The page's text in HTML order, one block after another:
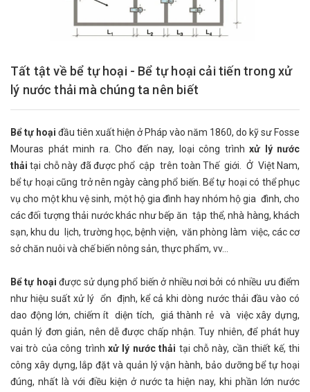
Tất tật về bể tự hoại - Bể tự hoại cải tiến trong xử
lý nước thải mà chúng ta nên biết
Bể tự hoại đầu tiên xuất hiện ở Pháp vào năm 1860, do kỹ sư Fosse
Mouras phát minh ra. Cho đến nay, loại công trình xử lý nước
thải tại chỗ này đã được phổ cập trên toàn Thế giới. Ở Việt Nam,
bể tự hoại cũng trở nên ngày càng phổ biến. Bể tự hoại có thể phục
vụ cho một khu vệ sinh, một hộ gia đình hay nhóm hộ gia đình, cho
các đối tượng thải nước khác như bếp ăn tập thể, nhà hàng, khách
sạn, khu du lịch, trường học, bệnh viện, văn phòng làm việc, các cơ
sở chăn nuôi và chế biến nông sản, thực phẩm, vv…
Bể tự hoạiđược sử dụng phổ biến ở nhiều nơi bởi có nhiều ưu điểm
như hiệu suất xử lý ổn định, kể cả khi dòng nước thải đầu vào có
dao động lớn, chiếm ít diện tích, giá thành rẻ và việc xây dựng,
quản lý đơn giản, nên dễ được chấp nhận. Tuy nhiên, để phát huy
vai trò của công trình xử lý nước thải tại chỗ này, cần thiết kế, thi
công xây dựng, lắp đặt và quản lý vận hành, bảo dưỡng bể tự hoại
đúng, nhất là với điều kiện ở nước ta hiện nay, khi phần lớn nước